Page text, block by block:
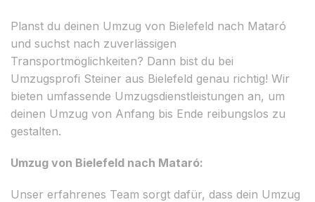
Planst du deinen Umzug von Bielefeld nach Mataró
und suchst nach zuverlässigen
Transportmöglichkeiten? Dann bist du bei
Umzugsprofi Steiner aus Bielefeld genau richtig! Wir
bieten umfassende Umzugsdienstleistungen an, um
deinen Umzug von Anfang bis Ende reibungslos zu
gestalten.
Umzug von Bielefeld nach Mataró:
Unser erfahrenes Team sorgt dafür, dass dein Umzug